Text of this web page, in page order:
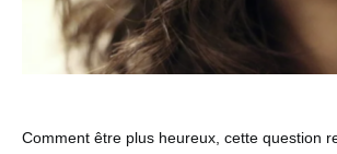
Comment être plus heureux, cette question